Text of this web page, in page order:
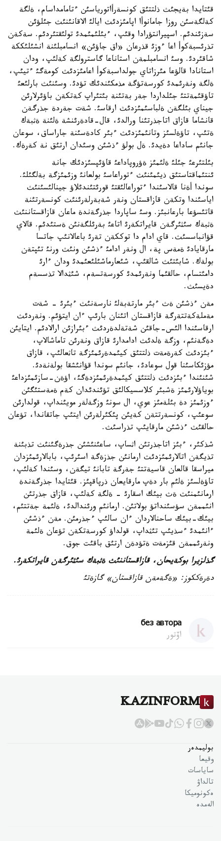
قئتايدا بةيجئث ذلتتئق كونسةرأاتورياسئن ءتامامداسام، ةلگة
كةلگةسئن روزا جامانوأا اپامئزدئث ايالئ الاقانئنئث جئلؤئن
سةزئندئم. اسپيرانتؤرادا وقئپ، ءبئلئمئمدئ تولئقتئردئم. سةكةن
تذرئسبةكوأ اعا ءوزئ قذرعان «اق جاؤئن» انسامبلئنة انشئلئككة
شاقئردئ. وسئ انسامبلمةن استاناعا گاسترولگة كةلئپ، ودان
استانادا قالؤعا مئرزاتاي جولداسبةكوأ اعامئزدئث كومةگئ ءتيئپ،
ةلگة ونةرئمدئ كورسةتؤگة مذمكئندئك تؤدئ. وسئنئث بارلئعئ
تاؤقئمةتتئ جئلداردا جةر بةتئنة بئتئراپ كةتكةن باؤئرلارئن
جيناي بئلگةن ةلباسئمئزدئث ارقاسئ. شةت جةردة جذرگةن
قانشاما قازاق اتاجذرتئنا ورالدئ، قال-قادةرئنشة ةلئنة ةثبةك
ةتئپ، تاؤةلسئز وتانئمئزدئث ءبئر كادةسئنة جاراساق، سوعان
جانئم ساداعا دةيدئ. ةل بولؤ ءذشئن وسئدان ارتئق نة كةرةك.
بئلتئرعئ جئلئ ةلئمئز ةؤروپاداعئ قاؤئپسئزدئك جانة
ئنتئماقتاستئق ذيئمئنئث ءتوراعاسئ بولعانئ وزئمئزگة بةلگئلئ.
سوندا أةنا قالاسئندا ءتوراعالئقتئ قورئتئندئلاؤ جينالئسئنئث
اياسئندا وتكةن قازاقستان ونةر شةبةرلةرئنئث كونسةرتئنة
قاتئسؤعا بارعانبئز. وسئ ساپاردا جذرگةندة ماعان قازاقستاننئث
ةثبةك سئثئرگةن قايراتكةرئ اتاعئ بةرئلگةنئن ةستئدئم. قالاي
قؤانباسسئث. قاي ادام دا توككةن تةرئ باعالانئپ جاتسا
مارقايادئ ةمةس پة، ال ونةر ادامئ ءذشئن ونئث ورنئ تئپتةن
بولةك. شابئتئث شالقئپ، شئعارماشئلئعئمدئ ودان ءارئ
دامئتسام، حالقئما ونةرئمدئ كورسةتسةم، شئثدالا تذسسةم
دةيسئث.
مةن ءذشئن ةث ءبئر مارتةبةلئ نارسةنئث ءبئرئ - شةت
مةملةكةتتةرگة قازاقستان اتئنان بارئپ ءان ايتؤئم. ونةردئث
ارقاسئندا الئس-جاقئن شةتةلدةردئث ءبئرازئن ارالادئم. ايتايئن
دةگةنئم، وزگة ةلدئث ادامدارئ قازاق ونةرئن تاماشالاپ،
ءبئزدئث كةرةمةت ذلتتئق كيئمدةرئمئزگة تاثعالئپ، قازاق
مؤزئكاسئنا قول سوعادئ، جانئم سوندا قؤانئشقا بولةنةدئ.
شئنئندا ءبئزدئث ذلتتئق كيئمدةرئمئزدةگئ، اؤةن-سازئمئزداعئ
بوياؤلارئمئز ةشبئر كلاسسيكالئق تؤئندئدان كةم ةمةستئگئن
ءوزئمئز دة بئلةمئز عوي، ال سونئ وزگةلةر مويئنداپ، قولدارئن
سوعئپ، كونسةرتتةن كةيئن پئكئرلةرئن ايتئپ جاتقاندا، تؤعان
حالقئث ءذشئن مارقايئپ تذراسئث.
شذكئر، ءبئز اتاجذرتئن اثساپ، ساعئنئشئن جذرةگئنئث تذبئنة
تذيگةن اتالارئمئزدئث ارمانئن جذزةگة اسئرئپ، بابالارئمئزدان
ميراسقا قالعان قاسيةتتئ جةرگة تابانئ تيگةن، وسئندا كةلئپ،
تاؤةلسئز ةلئم بار دةپ مارقايعان ذرپاقپئز. قئتايدا جذرگةندة
ارمانئمنئث ةث بيئك اسقارئ - ةلگة كةلئپ، قازاق جذرتئن
انئممةن سؤسئنداتؤ بولاتئن. ارمانئم ورئندالدئ، ةلئمة جةتتئم،
بيئك-بيئك ساحنالاردان ءان سالئپ ءجذرمئن. مةن ءذشئن
ءانئمدئ ءسذيئپ تئثداپ، قولداؤ كورسةتكةن تؤعان ةلئمة
ونةرئممةن قئزمةت ةتؤدةن ارتئق باقئت جوق.
گذلزيرا بوكةيحان، قازاقستاننئث ةثبةك سئثئرگةن قايراتكةرئ.
دةرةككوز: «ةگةمةن قازاقستان» گازةتئ
без автора
اۆتور
KAZINFORM
بوليمدەر
وقيعا
ساياسات
تالداۋ
ەكونوميكا
الەمدە